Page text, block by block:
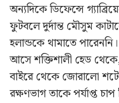
অন্যদিকে ডিফেন্সে
ফুটবলে দুর্দান্ত মৌসুম
হলান্ডকে থামাতে
আসে শক্তিশালী হেড
বাইরে থেকে জোরালো
রক্ষণভাগ তাকে পর্যাপ্ত চাপ